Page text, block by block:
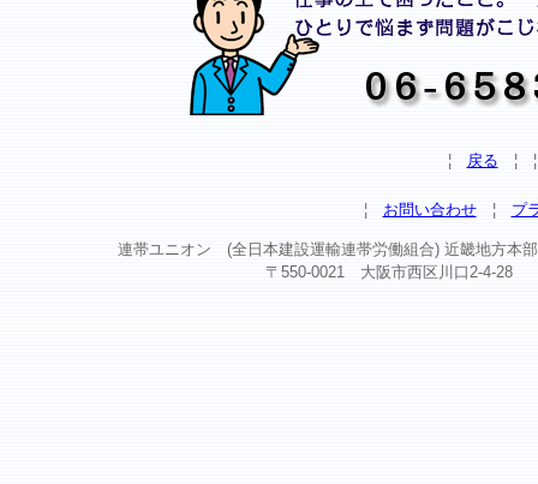
¦ 戻る ¦
¦ お問い合わせ¦ プ
連帯ユニオン (全日本建設運輸連帯労働組合) 近畿地方
〒550-0021 大阪市西区川口2-4-28